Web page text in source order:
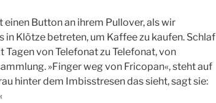
Button an ihrem Pullover, als wir
in Klötze betreten, um Kaffee zu kaufen. Schlaf
Tagen von Telefonat zu Telefonat, von
»Finger weg von Fricopan«, steht auf
hinter dem Imbisstresen das sieht, sagt sie: